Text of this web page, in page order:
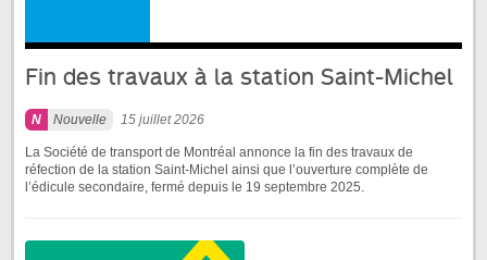
Fin des travaux à la station Saint-Michel
Nouvelle 15 juillet 2026
La Société de transport de Montréal annonce la fin des travaux de
réfection de la station Saint-Michel ainsi que l’ouverture complète de
l’édicule secondaire, fermé depuis le 19 septembre 2025.